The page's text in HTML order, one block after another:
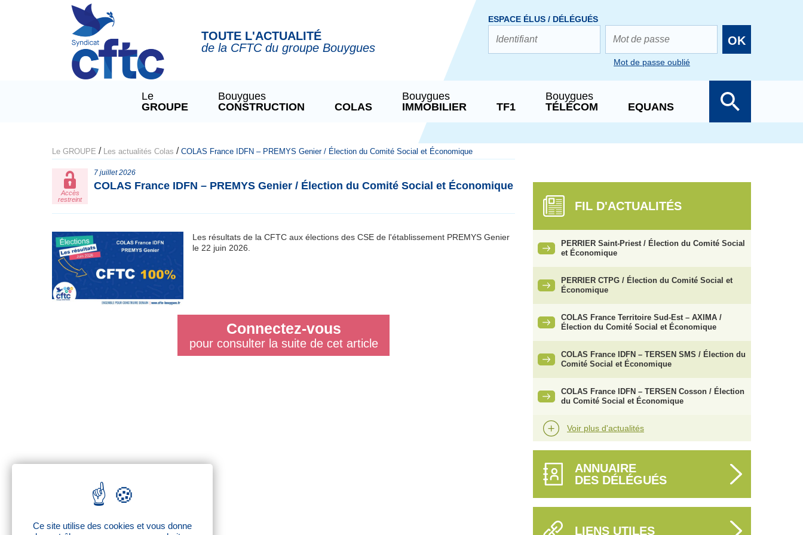
TOUTE L'ACTUALITÉ
de la CFTC du groupe Bouygues
ESPACE ÉLUS / DÉLÉGUÉS
OK
Mot de passe oublié
Le
GROUPE
Bouygues
CONSTRUCTION
COLAS
Bouygues
IMMOBILIER
TF1
Bouygues
TÉLÉCOM
EQUANS
Le GROUPE / Les actualités Colas / COLAS France IDFN – PREMYS Genier / Élection du Comité Social et Économique
Accès
restreint
7 juillet 2026
COLAS France IDFN – PREMYS Genier / Élection du Comité Social et Économique
Les résultats de la CFTC aux élections des CSE de l'établissement PREMYS Genier
le 22 juin 2026.
Connectez-vous
pour consulter la suite de cet article
FIL D'ACTUALITÉS
PERRIER Saint-Priest / Élection du Comité Social
et Économique
PERRIER CTPG / Élection du Comité Social et
Économique
COLAS France Territoire Sud-Est – AXIMA /
Élection du Comité Social et Économique
COLAS France IDFN – TERSEN SMS / Élection du
Comité Social et Économique
COLAS France IDFN – TERSEN Cosson / Élection
du Comité Social et Économique
Voir plus d'actualités
ANNUAIRE
DES DÉLÉGUÉS
LIENS UTILES
Panneau de gestion des cookies
Ce site utilise des cookies et vous donne